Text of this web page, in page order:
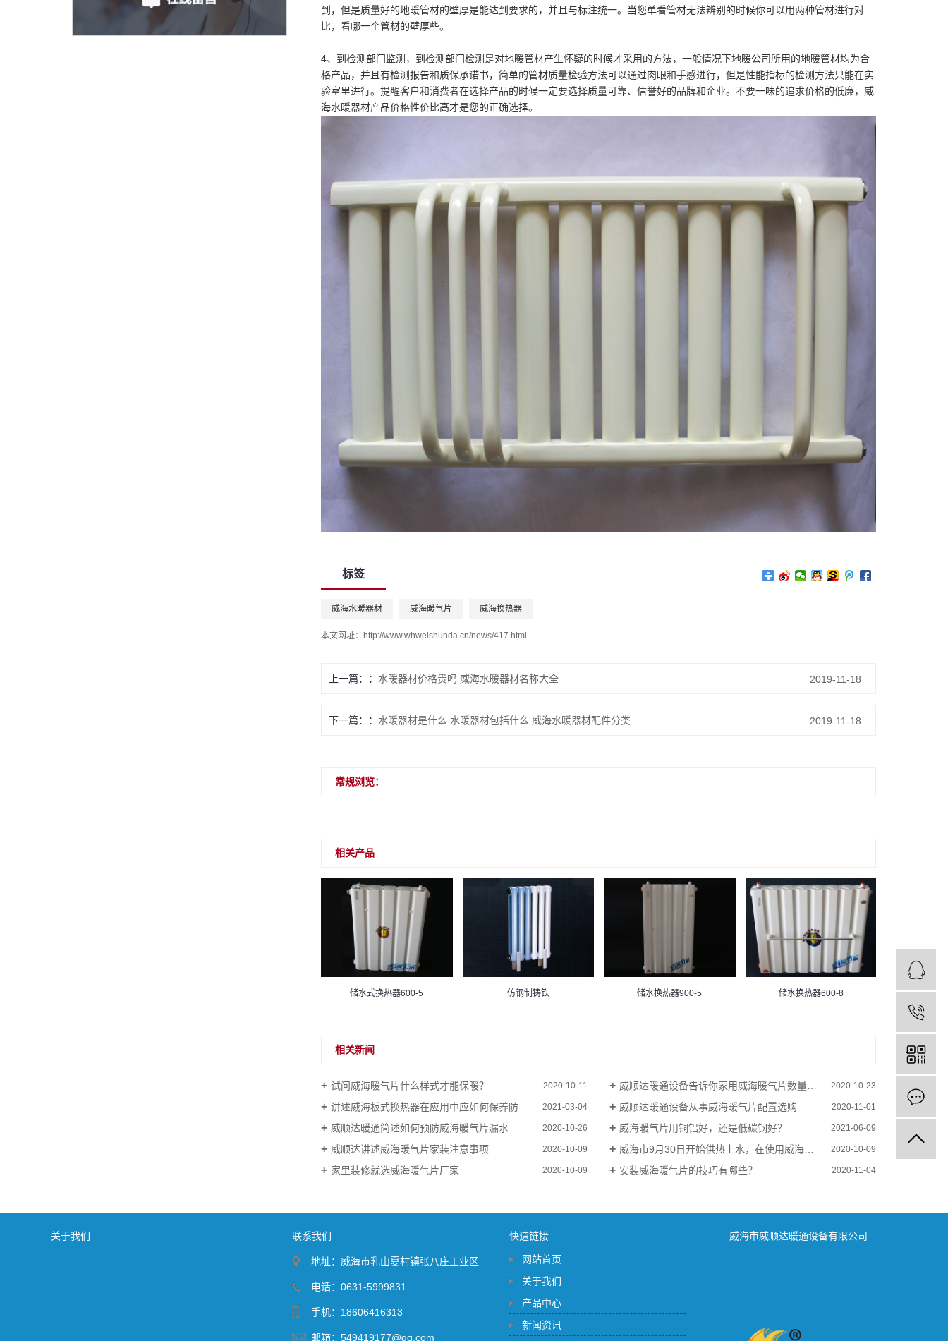
到，但是质量好的地暖管材的壁厚是能达到要求的，并且与标注统一。当您单看管材无法辨别的时候你可以用两种管材进行对
比，看哪一个管材的壁厚些。
4、到检测部门监测，到检测部门检测是对地暖管材产生怀疑的时候才采用的方法，一般情况下地暖公司所用的地暖管材均为合
格产品，并且有检测报告和质保承诺书，简单的管材质量检验方法可以通过肉眼和手感进行，但是性能指标的检测方法只能在实
验室里进行。提醒客户和消费者在选择产品的时候一定要选择质量可靠、信誉好的品牌和企业。不要一味的追求价格的低廉， 威
海水暖器材产品价格性价比高才是您的正确选择。
标签
威海水暖器材 威海暖气片 威海换热器
本文网址： http://www.whweishunda.cn/news/417.html
上一篇： 水暖器材价格贵吗 威海水暖器材名称大全 2019-11-18
下一篇： 水暖器材是什么 水暖器材包括什么 威海水暖器材配件分类 2019-11-18
常规浏览：
相关产品
储水式换热器600-5 仿钢制铸铁 储水换热器900-5 储水换热器600-8
相关新闻
试问威海暖气片什么样式才能保暖？ 2020-10-11 威顺达暖通设备告诉你家用威海暖气片数量怎样来算 2020-10-23
讲述威海板式换热器在应用中应如何保养防腐呢？ 2021-03-04 威顺达暖通设备从事威海暖气片配置选购 2020-11-01
威顺达暖通简述如何预防威海暖气片漏水 2020-10-26 威海暖气片用铜铝好，还是低碳钢好？ 2021-06-09
威顺达讲述威海暖气片家装注意事项 2020-10-09 威海市9月30日开始供热上水，在使用威海暖气片和威海换热器的请您一定关注 2020-10-09
家里装修就选威海暖气片厂家 2020-10-09 安装威海暖气片的技巧有哪些？ 2020-11-04
关于我们 联系我们
地址：威海市乳山夏村镇张八庄工业区
电话：0631-5999831
手机：18606416313
邮箱：549419177@qq.com
快速链接
网站首页
关于我们
产品中心
新闻资讯
威海市威顺达暖通设备有限公司